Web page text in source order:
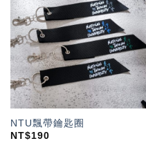
加入
「願
單」
NTU飄帶鑰匙圈
NT$190